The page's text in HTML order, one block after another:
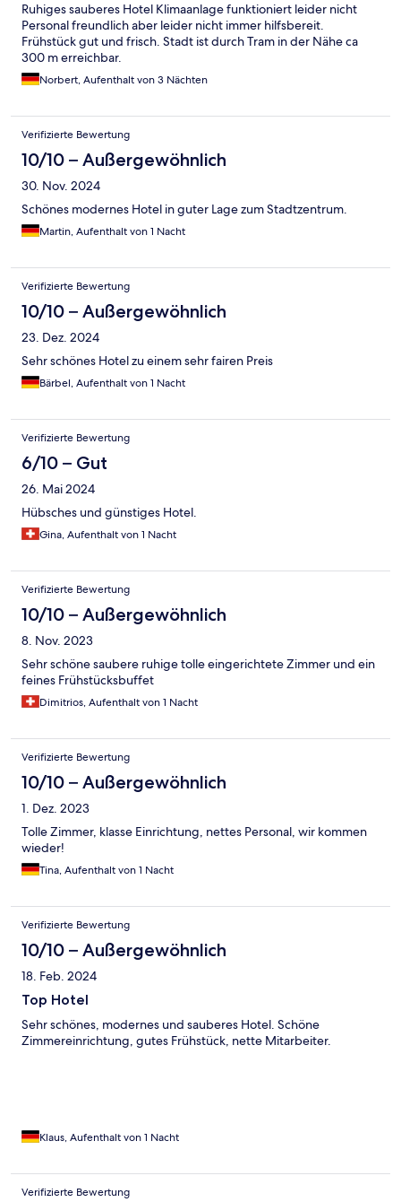
Ruhiges sauberes Hotel Klimaanlage funktioniert leider nicht
Personal freundlich aber leider nicht immer hilfsbereit.
Frühstück gut und frisch. Stadt ist durch Tram in der Nähe ca
300 m erreichbar.
Norbert, Aufenthalt von 3 Nächten
Verifizierte Bewertung
10/10 – Außergewöhnlich
30. Nov. 2024
Schönes modernes Hotel in guter Lage zum Stadtzentrum.
Martin, Aufenthalt von 1 Nacht
Verifizierte Bewertung
10/10 – Außergewöhnlich
23. Dez. 2024
Sehr schönes Hotel zu einem sehr fairen Preis
Bärbel, Aufenthalt von 1 Nacht
Verifizierte Bewertung
6/10 – Gut
26. Mai 2024
Hübsches und günstiges Hotel.
Gina, Aufenthalt von 1 Nacht
Verifizierte Bewertung
10/10 – Außergewöhnlich
8. Nov. 2023
Sehr schöne saubere ruhige tolle eingerichtete Zimmer und ein
feines Frühstücksbuffet
Dimitrios, Aufenthalt von 1 Nacht
Verifizierte Bewertung
10/10 – Außergewöhnlich
1. Dez. 2023
Tolle Zimmer, klasse Einrichtung, nettes Personal, wir kommen
wieder!
Tina, Aufenthalt von 1 Nacht
Verifizierte Bewertung
10/10 – Außergewöhnlich
18. Feb. 2024
Top Hotel
Sehr schönes, modernes und sauberes Hotel. Schöne
Zimmereinrichtung, gutes Frühstück, nette Mitarbeiter.
Klaus, Aufenthalt von 1 Nacht
Verifizierte Bewertung